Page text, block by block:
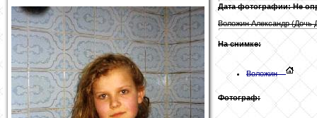
Дата фотографии: Не
Воложин Александр (Дочь
На снимке:
Воложин
Фотограф: